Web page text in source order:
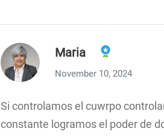
Maria
November 10, 2024
Si controlamos el cuwrpo
constante logramos el poder de